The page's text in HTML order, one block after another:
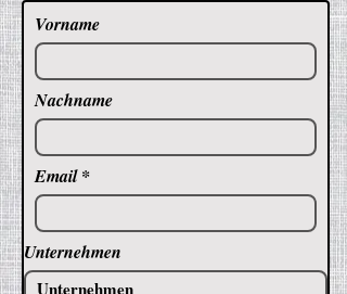
Vorname
Nachname
Email
Unternehmen